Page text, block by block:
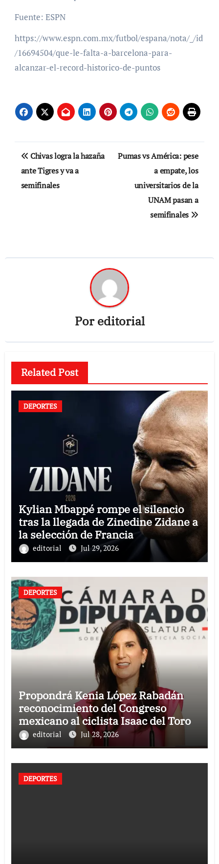
Fuente: ESPN
https://www.espn.com.mx/futbol/espana/nota/_/id
/16694504/que-le-falta-a-barcelona-para-
alcanzar-el-record-historico-de-puntos
Navegación
de
entradas
Chivas logra la hazaña
ante Tigres y va a
semifinales
Pumas vs América: pese
a empate, los
universitarios de la
UNAM pasan a
semifinales
Poreditorial
Related Post
DEPORTES
Kylian Mbappé rompe el silencio
tras la llegada de Zinedine Zidane a
la selección de Francia
editorial Jul 29, 2026
DEPORTES
Propondrá Kenia López Rabadán
reconocimiento del Congreso
mexicano al ciclista Isaac del Toro
editorial Jul 28, 2026
DEPORTES